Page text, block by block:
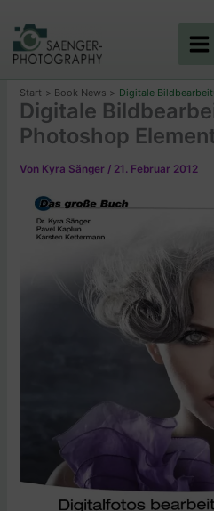
Inhalt
springen
Start Book News Digitale
Digitale
Photoshop
Von Kyra Sänger / 21. Februar 2012